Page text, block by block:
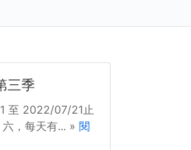
三季
至 2022/07/21止
，每天有... » 閱